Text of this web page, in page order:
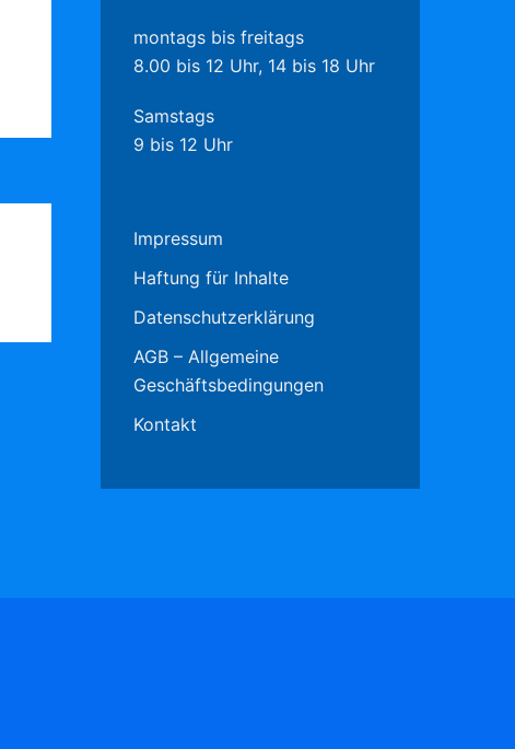
montags bis freitags
8.00 bis 12 Uhr, 14 bis 18 Uhr
Samstags
9 bis 12 Uhr
Impressum
Haftung für Inhalte
Datenschutzerklärung
AGB – Allgemeine
Geschäftsbedingungen
Kontakt